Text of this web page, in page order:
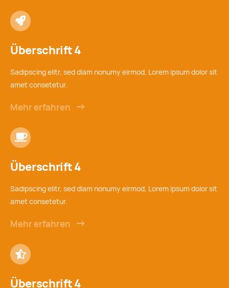
Überschrift 4
Sadipscing elitr, sed diam nonumy eirmod, Lorem ipsum dolor sit
amet consetetur.
Mehr erfahren
Überschrift 4
Sadipscing elitr, sed diam nonumy eirmod, Lorem ipsum dolor sit
amet consetetur.
Mehr erfahren
Überschrift 4